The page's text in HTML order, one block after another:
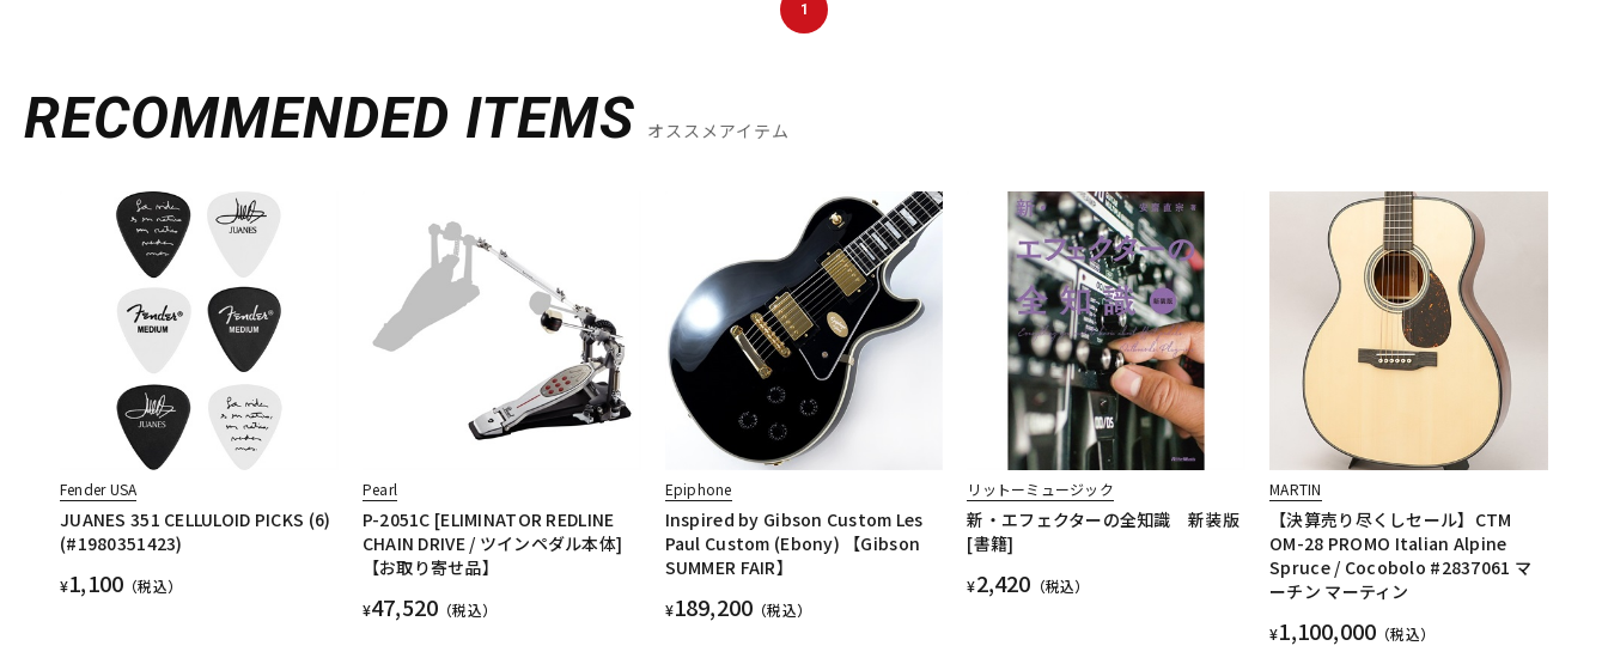
1
RECOMMENDED ITEMS オススメアイテム
Fender USA
JUANES 351 CELLULOID PICKS (6)
(#1980351423)
¥1,100 （税込）
Pearl
P-2051C [ELIMINATOR REDLINE
CHAIN DRIVE / ツインペダル本体]
【お取り寄せ品】
¥47,520 （税込）
Epiphone
Inspired by Gibson Custom Les
Paul Custom (Ebony) 【Gibson
SUMMER FAIR】
¥189,200 （税込）
リットーミュージック
新・エフェクターの全知識 新装版
[書籍]
¥2,420 （税込）
MARTIN
【決算売り尽くしセール】CTM
OM-28 PROMO Italian Alpine
Spruce / Cocobolo #2837061 マ
ーチン マーティン
¥1,100,000 （税込）